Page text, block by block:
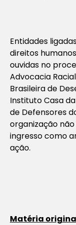
Entidades
direitos
ouvidas no
Advocacia
Brasileira de
Instituto Casa
de Defensores
organização
ingresso como
ação.
Matéria